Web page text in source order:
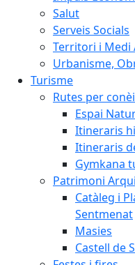
Salut
Serveis Socials
Territori i Medi
Urbanisme,
Turisme
Rutes per
Espai
Itineraris
Itineraris
Gymkana
Patrimoni
Catàleg i
Sentmenat
Masies
Castell de